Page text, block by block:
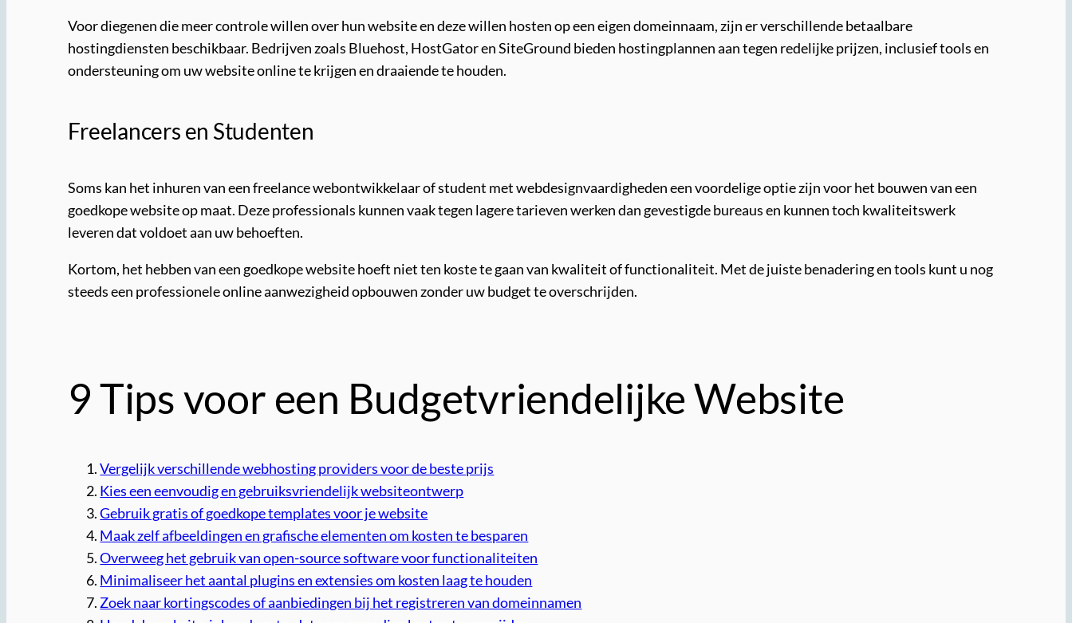
Voor diegenen die meer controle willen over hun website en deze willen hosten op een eigen domeinnaam, zijn er verschillende betaalbare
hostingdiensten beschikbaar. Bedrijven zoals Bluehost, HostGator en SiteGround bieden hostingplannen aan tegen redelijke prijzen, inclusief tools en
ondersteuning om uw website online te krijgen en draaiende te houden.
Freelancers en Studenten
Soms kan het inhuren van een freelance webontwikkelaar of student met webdesignvaardigheden een voordelige optie zijn voor het bouwen van een
goedkope website op maat. Deze professionals kunnen vaak tegen lagere tarieven werken dan gevestigde bureaus en kunnen toch kwaliteitswerk
leveren dat voldoet aan uw behoeften.
Kortom, het hebben van een goedkope website hoeft niet ten koste te gaan van kwaliteit of functionaliteit. Met de juiste benadering en tools kunt u nog
steeds een professionele online aanwezigheid opbouwen zonder uw budget te overschrijden.
9 Tips voor een Budgetvriendelijke Website
Vergelijk verschillende webhosting providers voor de beste prijs
Kies een eenvoudig en gebruiksvriendelijk websiteontwerp
Gebruik gratis of goedkope templates voor je website
Maak zelf afbeeldingen en grafische elementen om kosten te besparen
Overweeg het gebruik van open-source software voor functionaliteiten
Minimaliseer het aantal plugins en extensies om kosten laag te houden
Zoek naar kortingscodes of aanbiedingen bij het registreren van domeinnamen